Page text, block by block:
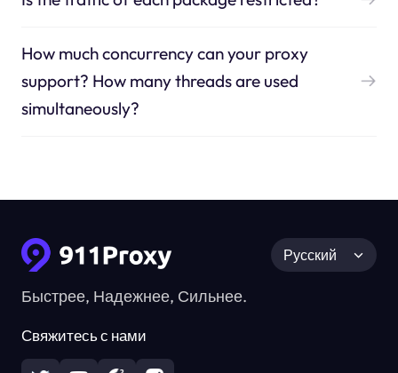
How much concurrency can your proxy
support? How many threads are used
simultaneously?
Быстрее, Надежнее, Сильнее.
Свяжитесь с нами
Русский